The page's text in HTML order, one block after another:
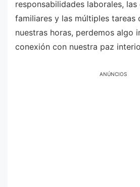
responsabilidades laborales, las
familiares y las múltiples tareas
nuestras horas, perdemos algo
conexión con nuestra paz
ANÚNCIOS